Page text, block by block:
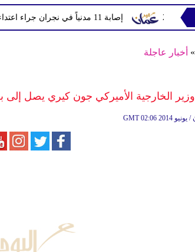
إصابة 11 مدنياً في نجران جراء اعتداءات حوثية بالمقذوفات
» أخبار عاجلة
وزير الخارجية الأميركي جون كيري يصل إلى
GMT